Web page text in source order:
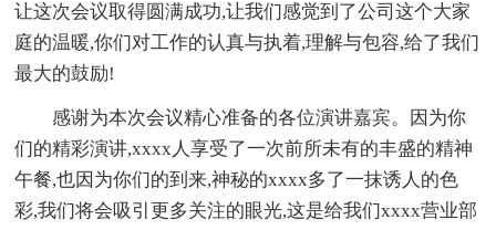
让这次会议取得圆满成功,让我们感觉到了公司这个大家
庭的温暖,你们对工作的认真与执着,理解与包容,给了我们
最大的鼓励!
感谢为本次会议精心准备的各位演讲嘉宾。因为你
们的精彩演讲,xxxx人享受了一次前所未有的丰盛的精神
午餐,也因为你们的到来,神秘的xxxx多了一抹诱人的色
彩,我们将会吸引更多关注的眼光,这是给我们xxxx营业部